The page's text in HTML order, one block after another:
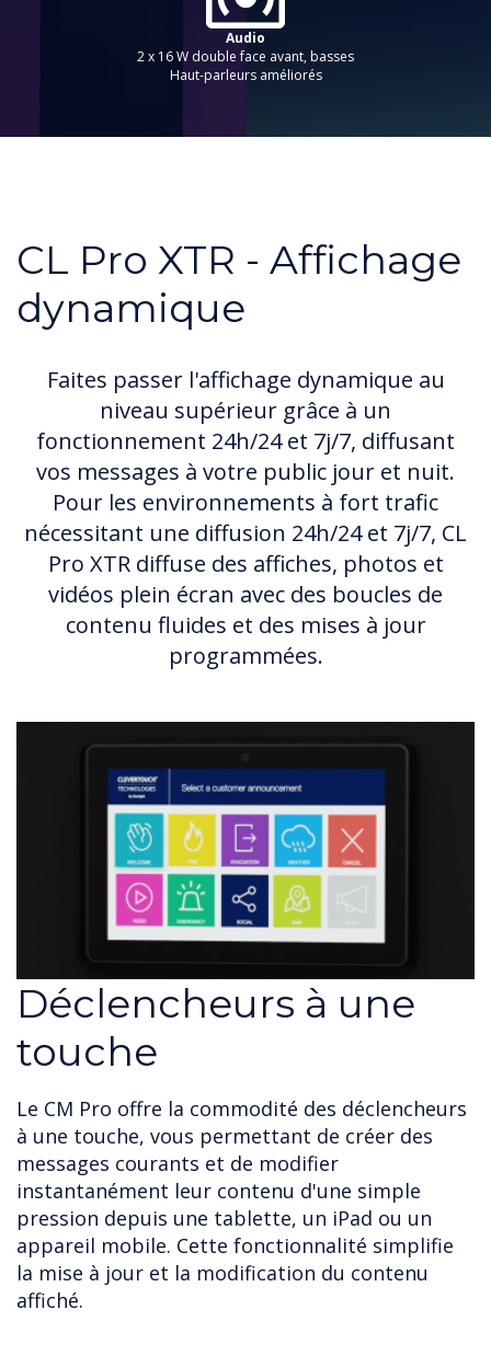
Audio
2 x 16 W double face avant, basses
Haut-parleurs améliorés
CL Pro XTR - Affichage
dynamique
Faites passer l'affichage dynamique au
niveau supérieur grâce à un
fonctionnement 24h/24 et 7j/7, diffusant
vos messages à votre public jour et nuit.
Pour les environnements à fort trafic
nécessitant une diffusion 24h/24 et 7j/7, CL
Pro XTR diffuse des affiches, photos et
vidéos plein écran avec des boucles de
contenu fluides et des mises à jour
programmées.
Déclencheurs à une
touche
Le CM Pro offre la commodité des déclencheurs
à une touche, vous permettant de créer des
messages courants et de modifier
instantanément leur contenu d'une simple
pression depuis une tablette, un iPad ou un
appareil mobile. Cette fonctionnalité simplifie
la mise à jour et la modification du contenu
affiché.